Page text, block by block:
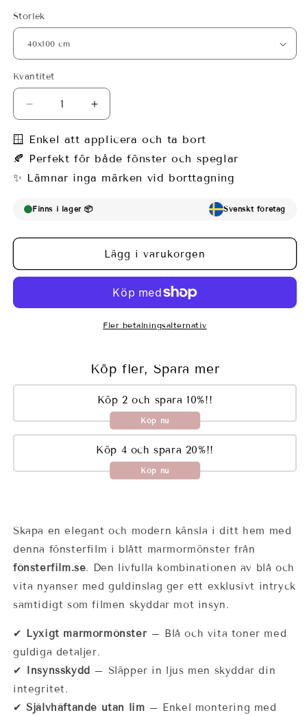
Storlek
Kvantitet
Minska
kvantitet
för
Fönsterfilm
blå
med
Öka
kvantitet
för
Fönsterfilm
blå
🪟 Enkel att applicera och ta bort
🍂 Perfekt för både fönster och speglar
✨ Lämnar inga märken vid borttagning
Finns i lager 📦 Svenskt företag
Lägg i varukorgen
Fler betalningsalternativ
Köp fler, Spara mer
Köp 2 och spara 10%!!
Köp nu
Köp 4 och spara 20%!!
Köp nu
Skapa en elegant och modern känsla i ditt hem med
denna fönsterfilm i blått marmormönster från
fönsterfilm.se. Den livfulla kombinationen av blå och
vita nyanser med guldinslag ger ett exklusivt intryck
samtidigt som filmen skyddar mot insyn.
✔ Lyxigt marmormönster – Blå och vita toner med
guldiga detaljer.
✔ Insynsskydd – Släpper in ljus men skyddar din
integritet.
✔Självhäftande utan lim – Enkel montering med